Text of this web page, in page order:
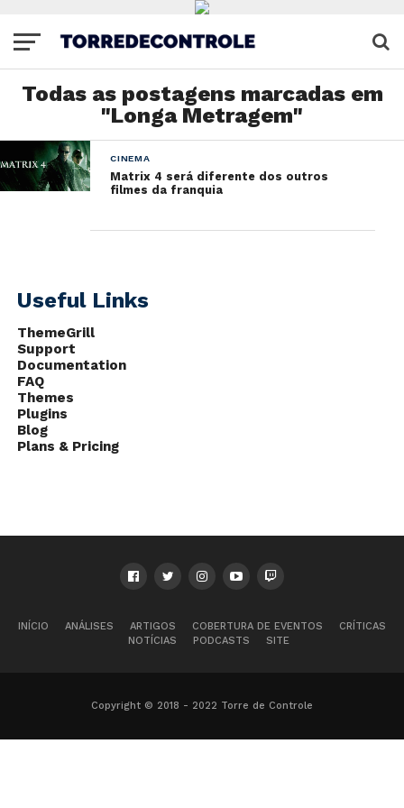
Todas as postagens marcadas em
"Longa Metragem"
CINEMA
Matrix 4 será diferente dos outros
filmes da franquia
Useful Links
ThemeGrill
Support
Documentation
FAQ
Themes
Plugins
Blog
Plans & Pricing
INÍCIO ANÁLISES ARTIGOS COBERTURA DE EVENTOS
CRÍTICAS
NOTÍCIAS
PODCASTS SITE
Copyright © 2018 - 2022 Torre de Controle